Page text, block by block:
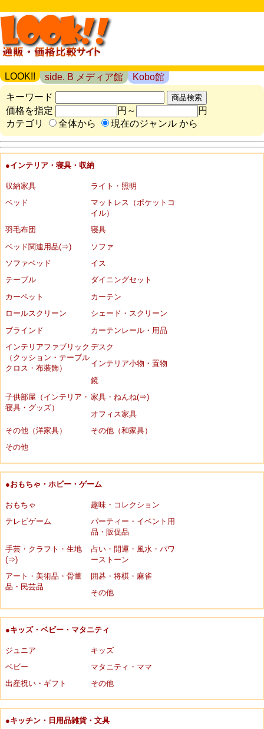
LOOK!! side. B メディア館
Kobo館
キーワード
価格を指定
円～
円
カテゴリ
全体から 現在のジャンル から
●インテリア・寝具・収納
収納家具
ライト・照明
ベッド
マットレス（ポケットコ
イル）
羽毛布団
寝具
ベッド関連用品(⇒)
ソファ
ソファベッド
イス
テーブル
ダイニングセット
カーペット
カーテン
ロールスクリーン
シェード・スクリーン
ブラインド
カーテンレール・用品
インテリアファブリック
（クッション・テーブル
クロス・布装飾）
デスク
インテリア小物・置物
鏡
子供部屋（インテリア・
寝具・グッズ）
家具・ねんね(⇒)
オフィス家具
その他（洋家具）
その他（和家具）
その他
●おもちゃ・ホビー・ゲーム
おもちゃ
趣味・コレクション
テレビゲーム
パーティー・イベント用
品・販促品
手芸・クラフト・生地
(⇒)
占い・開運・風水・パワ
ーストーン
アート・美術品・骨董
品・民芸品
囲碁・将棋・麻雀
その他
●キッズ・ベビー・マタニティ
ジュニア
キッズ
ベビー
マタニティ・ママ
出産祝い・ギフト
その他
●キッチン・日用品雑貨・文具